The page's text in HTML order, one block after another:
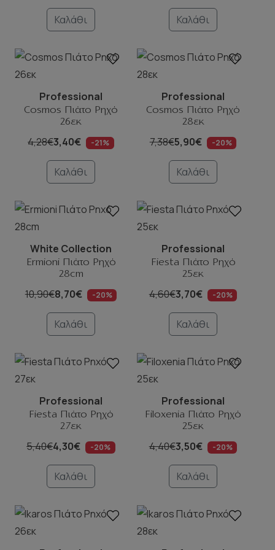
Καλάθι Καλάθι
Professional
Cosmos Πιάτο Ρηχό
26εκ
4,28€3,40€ -21%
Καλάθι
Professional
Cosmos Πιάτο Ρηχό
28εκ
7,38€5,90€ -20%
Καλάθι
White Collection
Ermioni Πιάτο Ρηχό
28cm
10,90€8,70€ -20%
Καλάθι
Professional
Fiesta Πιάτο Ρηχό
25εκ
4,60€3,70€ -20%
Καλάθι
Professional
Fiesta Πιάτο Ρηχό
27εκ
5,40€4,30€ -20%
Καλάθι
Professional
Filoxenia Πιάτο Ρηχό
25εκ
4,40€3,50€ -20%
Καλάθι